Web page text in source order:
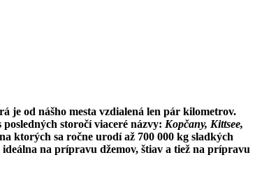
je od nášho mesta vzdialená len pár kilometrov.
storočí viaceré názvy: Kopčany, Kittsee,
ktorých sa ročne urodí až 700 000 kg sladkých
na prípravu džemov, štiav a tiež na prípravu